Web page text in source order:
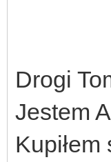
Drogi
Jestem